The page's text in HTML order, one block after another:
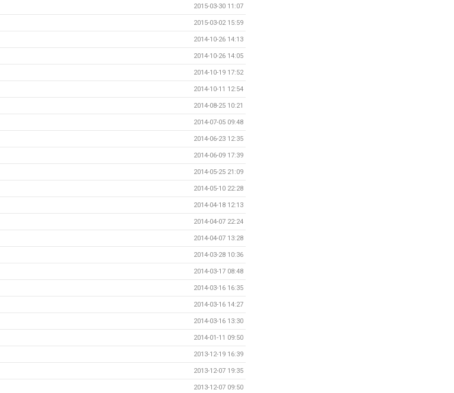
2015-03-30 11:07
2015-03-02 15:59
2014-10-26 14:13
2014-10-26 14:05
2014-10-19 17:52
2014-10-11 12:54
2014-08-25 10:21
2014-07-05 09:48
2014-06-23 12:35
2014-06-09 17:39
2014-05-25 21:09
2014-05-10 22:28
2014-04-18 12:13
2014-04-07 22:24
2014-04-07 13:28
2014-03-28 10:36
2014-03-17 08:48
2014-03-16 16:35
2014-03-16 14:27
2014-03-16 13:30
2014-01-11 09:50
2013-12-19 16:39
2013-12-07 19:35
2013-12-07 09:50